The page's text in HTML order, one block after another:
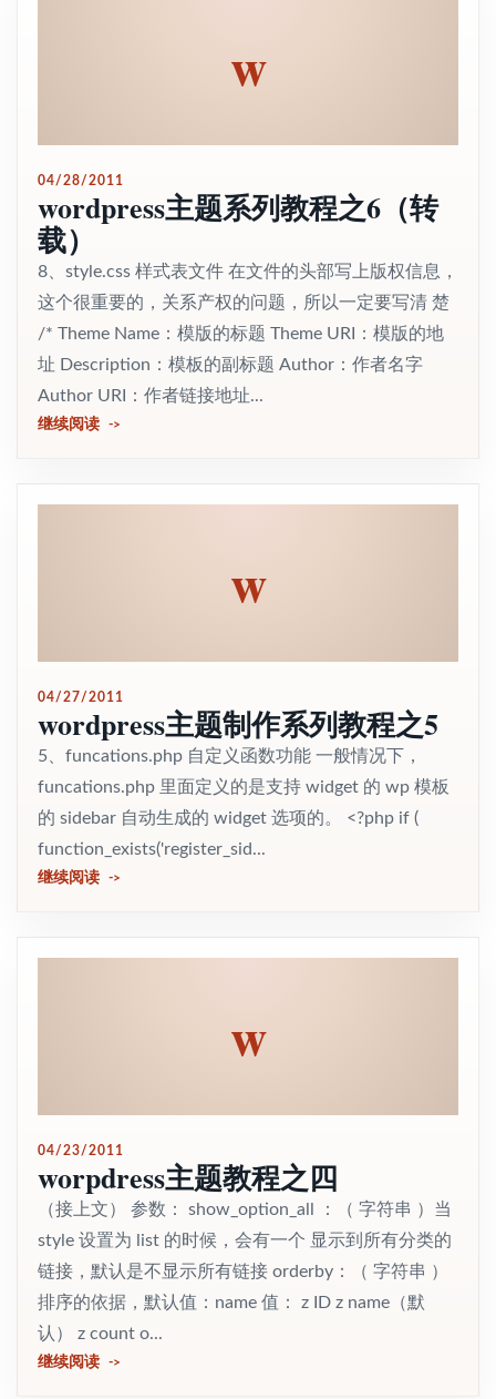
w
04/28/2011
wordpress主题系列教程之6（转
载）
8、style.css 样式表文件 在文件的头部写上版权信息，
这个很重要的，关系产权的问题，所以一定要写清 楚
/* Theme Name：模版的标题 Theme URI：模版的地
址 Description：模板的副标题 Author：作者名字
Author URI：作者链接地址...
继续阅读
w
04/27/2011
wordpress主题制作系列教程之5
5、funcations.php 自定义函数功能 一般情况下，
funcations.php 里面定义的是支持 widget 的 wp 模板
的 sidebar 自动生成的 widget 选项的。 <?php if (
function_exists('register_sid...
继续阅读
w
04/23/2011
worpdress主题教程之四
（接上文） 参数： show_option_all ：（ 字符串 ）当
style 设置为 list 的时候，会有一个 显示到所有分类的
链接，默认是不显示所有链接 orderby：（ 字符串 ）
排序的依据，默认值：name 值： z ID z name（默
认） z count o...
继续阅读